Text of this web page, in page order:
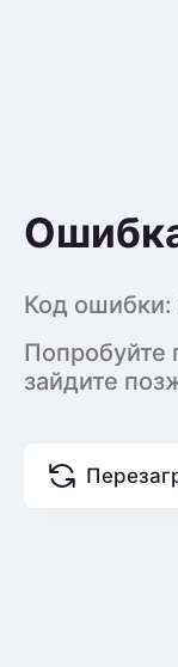
Код ошибки:
Попробуйте
зайдите